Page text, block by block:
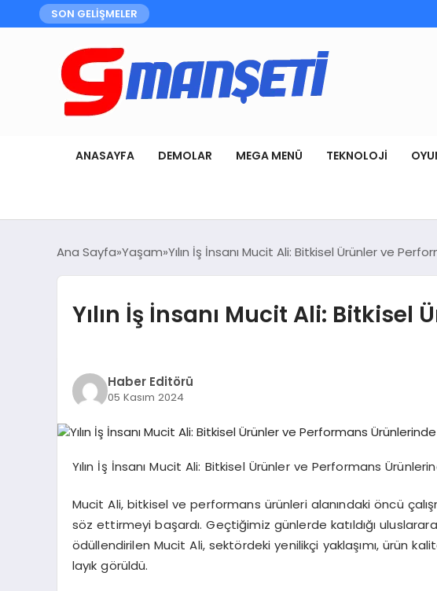
SON GELİŞMELER
ANASAYFA DEMOLAR MEGA MENÜ TEKNOLOJI
Ana Sayfa Yaşam Yılın İş İnsanı Mucit Ali: Bitkisel Ürünler ve
Yılın İş İnsanı Mucit Ali:
Haber Editörü
05 Kasım 2024
Yılın İş İnsanı Mucit Ali: Bitkisel Ürünler ve Performans
Mucit Ali, bitkisel ve performans ürünleri alanındaki öncü
söz ettirmeyi başardı. Geçtiğimiz günlerde katıldığı
ödüllendirilen Mucit Ali, sektördeki yenilikçi yaklaşımı, ürün
layık görüldü.